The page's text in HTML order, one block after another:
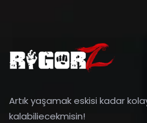
Artık yaşamak eskisi kadar
kalabiliecekmisin!